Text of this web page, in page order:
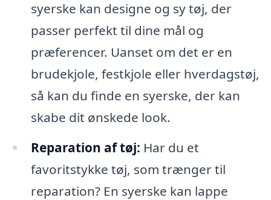
syerske kan designe og sy tøj, der
passer perfekt til dine mål og
præferencer. Uanset om det er en
brudekjole, festkjole eller hverdagstøj,
så kan du finde en syerske, der kan
skabe dit ønskede look.
Reparation af tøj: Har du et
favoritstykke tøj, som trænger til
reparation? En syerske kan lappe